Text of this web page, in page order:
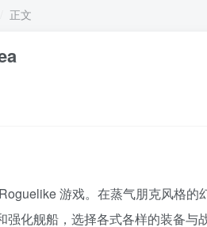
正文
游戏。在蒸气朋克风格
化舰船，选择各式各样的装备与